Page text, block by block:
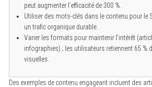
peut augmenter l’efficacité de 300 %.
Utiliser des mots-clés dans le contenu pour le
un trafic organique durable.
Varier les formats pour maintenir l’intérêt
infographies) ; les utilisateurs retiennent 65 %
visuelles.
Des exemples de contenu engageant incluent des